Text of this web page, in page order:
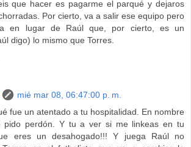
que hacer es pagarme el parqué y dejaros
Por cierto, va a salir ese equipo pero
en lugar de Raúl que, por cierto, es un
digo) lo mismo que Torres.
mié mar 08, 06:47:00 p. m.
fue un atentado a tu hospitalidad. En nombre
pido perdón. Y tu a ver si me linkeas en tu
eres un desahogado!!! Y juega Raúl no